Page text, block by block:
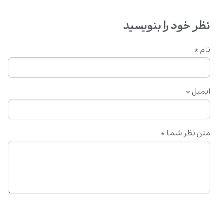
نظر خود را بنویسید
متن نظر شما *
نام *
ایمیل *